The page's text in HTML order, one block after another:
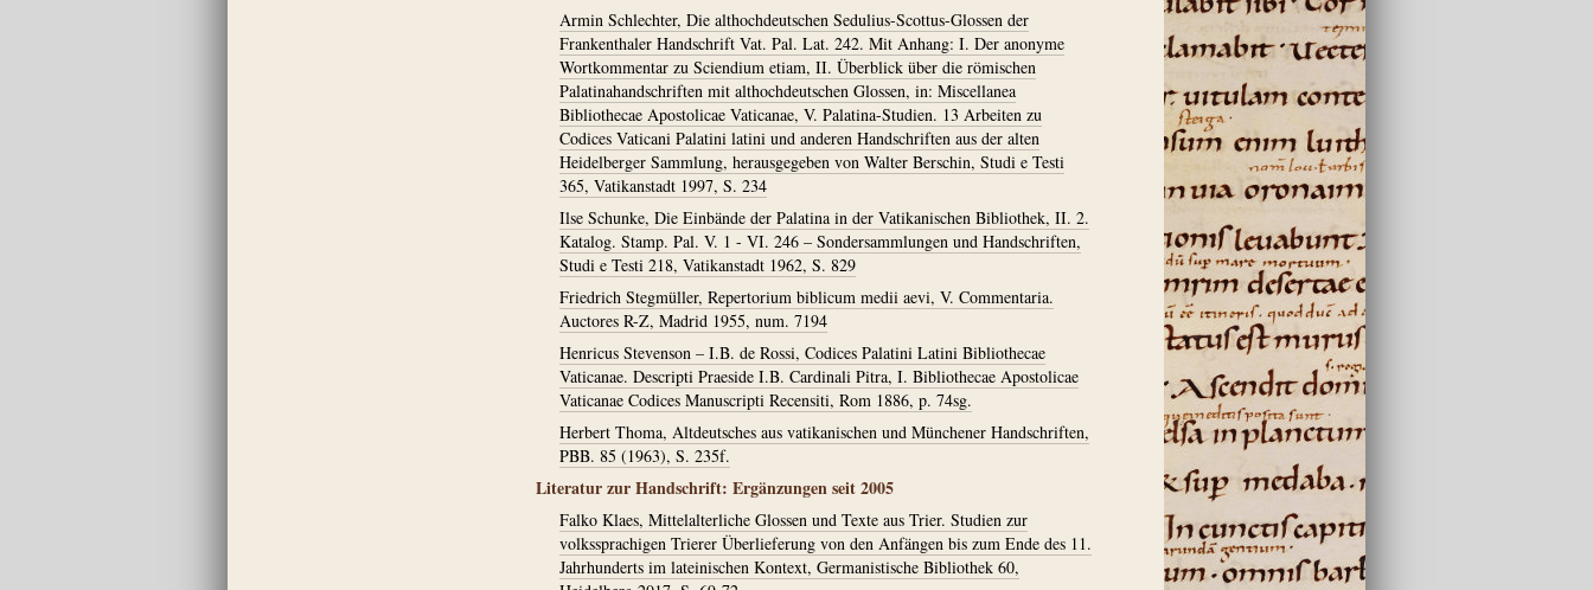
Armin Schlechter, Die althochdeutschen Sedulius-Scottus-Glossen der
Frankenthaler Handschrift Vat. Pal. Lat. 242. Mit Anhang: I. Der anonyme
Wortkommentar zu Sciendium etiam, II. Überblick über die römischen
Palatinahandschriften mit althochdeutschen Glossen, in: Miscellanea
Bibliothecae Apostolicae Vaticanae, V. Palatina-Studien. 13 Arbeiten zu
Codices Vaticani Palatini latini und anderen Handschriften aus der alten
Heidelberger Sammlung, herausgegeben von Walter Berschin, Studi e Testi
365, Vatikanstadt 1997, S. 234
Ilse Schunke, Die Einbände der Palatina in der Vatikanischen Bibliothek, II. 2.
Katalog. Stamp. Pal. V. 1 - VI. 246 – Sondersammlungen und Handschriften,
Studi e Testi 218, Vatikanstadt 1962, S. 829
Friedrich Stegmüller, Repertorium biblicum medii aevi, V. Commentaria.
Auctores R-Z, Madrid 1955, num. 7194
Henricus Stevenson – I.B. de Rossi, Codices Palatini Latini Bibliothecae
Vaticanae. Descripti Praeside I.B. Cardinali Pitra, I. Bibliothecae Apostolicae
Vaticanae Codices Manuscripti Recensiti, Rom 1886, p. 74sg.
Herbert Thoma, Altdeutsches aus vatikanischen und Münchener Handschriften,
PBB. 85 (1963), S. 235f.
Literatur zur Handschrift: Ergänzungen seit 2005
Falko Klaes, Mittelalterliche Glossen und Texte aus Trier. Studien zur
volkssprachigen Trierer Überlieferung von den Anfängen bis zum Ende des 11.
Jahrhunderts im lateinischen Kontext, Germanistische Bibliothek 60,